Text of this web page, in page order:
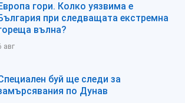
гори. Колко уязвима е
при следващата екстремна
вълна?
авг
буй ще следи за
по Дунав